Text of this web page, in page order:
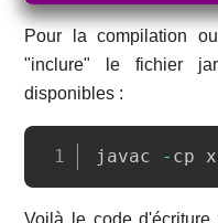
Pour la compilation
"inclure" le fichier
disponibles :
javac - cp